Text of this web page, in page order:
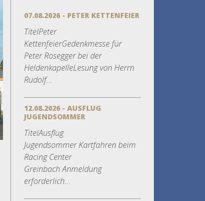
07.08.2026 - PETER KETTENFEIER
TitelPeter
KettenfeierGedenkmesse für
Peter Rosegger bei der
HeldenkapelleLesung von Herrn
Rudolf...
12.08.2026 - AUSFLUG
JUGENDSOMMER
TitelAusflug
Jugendsommer Kartfahren beim
Racing Center
Greinbach Anmeldung
erforderlich...